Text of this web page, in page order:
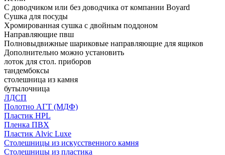
С доводчиком или без доводчика от компании Boyard
Сушка для посуды
Хромированная сушка с двойным поддоном
Направляющие пвш
Полновыдвижные шариковые направляющие для ящиков
Дополнительно можно установить
лоток для стол. приборов
тандембоксы
столешница из камня
бутылочница
ЛДСП
Полотно АГТ (МДФ)
Пластик HPL
Пленка ПВХ
Пластик Alvic Luxe
Столешницы из искусственного камня
Столешницы из пластика